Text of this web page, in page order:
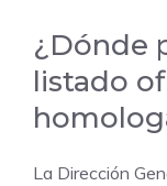
¿Dónde
listado
La Dirección